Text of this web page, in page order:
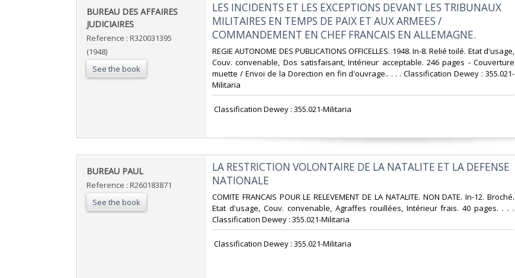
‎BUREAU DES AFFAIRES
JUDICIAIRES‎
Reference : R320031395
(1948)
See the book
‎LES INCIDENTS ET LES EXCEPTIONS DEVANT LES TRIBUNAUX
MILITAIRES EN TEMPS DE PAIX ET AUX ARMEES /
COMMANDEMENT EN CHEF FRANCAIS EN ALLEMAGNE.‎
‎REGIE AUTONOME DES PUBLICATIONS OFFICELLES. 1948. In-8. Relié toilé. Etat d'usage,
Couv. convenable, Dos satisfaisant, Intérieur acceptable. 246 pages - Couverture
muette / Envoi de la Dorection en fin d'ouvrage.. . . . Classification Dewey : 355.021-
Militaria‎
‎ Classification Dewey : 355.021-Militaria‎
‎BUREAU PAUL‎
Reference : R260183871
See the book
‎LA RESTRICTION VOLONTAIRE DE LA NATALITE ET LA DEFENSE
NATIONALE‎
‎COMITE FRANCAIS POUR LE RELEVEMENT DE LA NATALITE. NON DATE. In-12. Broché.
Etat d'usage, Couv. convenable, Agraffes rouillées, Intérieur frais. 40 pages. . . .
Classification Dewey : 355.021-Militaria‎
‎ Classification Dewey : 355.021-Militaria‎